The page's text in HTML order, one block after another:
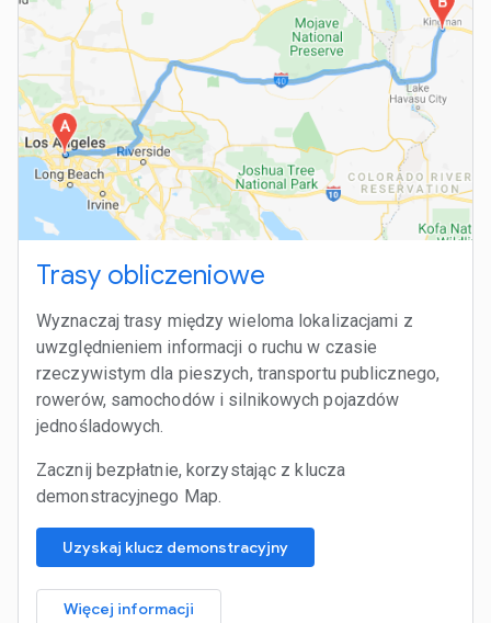
Trasy obliczeniowe
Wyznaczaj trasy między wieloma lokalizacjami z
uwzględnieniem informacji o ruchu w czasie
rzeczywistym dla pieszych, transportu publicznego,
rowerów, samochodów i silnikowych pojazdów
jednośladowych.
Zacznij bezpłatnie, korzystając z klucza
demonstracyjnego Map.
Uzyskaj klucz demonstracyjny
Więcej informacji